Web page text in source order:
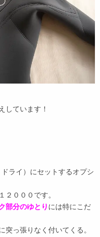
しています！
ライ）にセットするオプシ
２０００です。
部分のゆとり には特にこだ
っ張りなく付いてくる。